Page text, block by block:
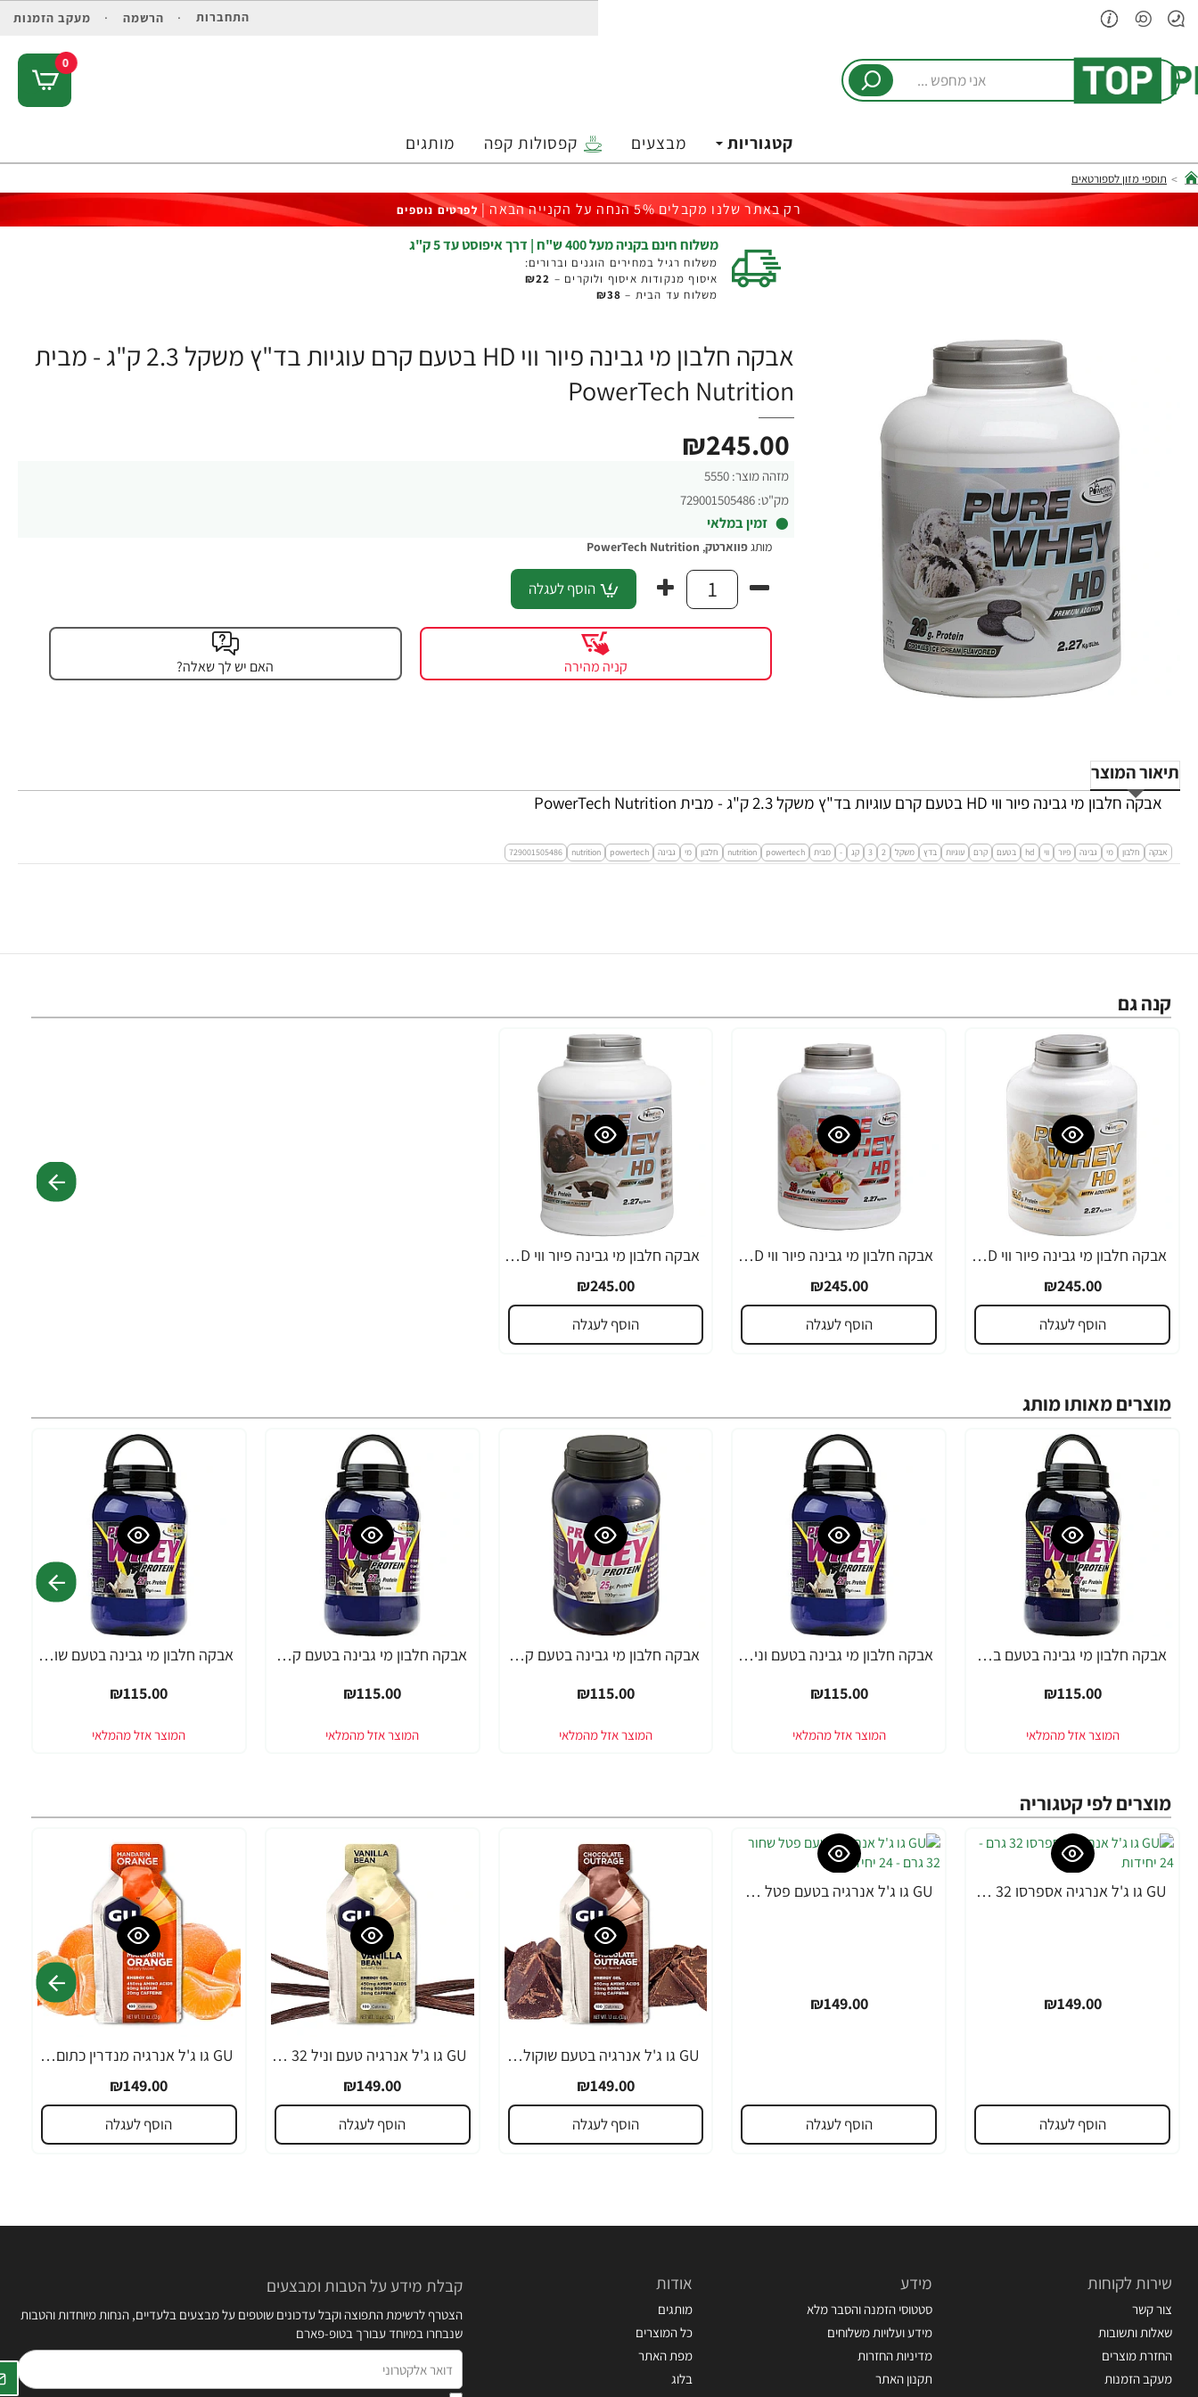
התחברות הרשמה מעקב הזמנות
מחפש
0
קטגוריות מבצעים קפסולות קפה מותגים
home
תוספי מזון לספורטאים
רק באתר שלנו מקבלים 5% הנחה על הקנייה הבאה | לפרטים נוספים
משלוח חינם בקניה מעל 400 ש"ח | דרך איפוסט עד 5 ק"ג
משלוח רגיל במחירים הוגנים וברורים:
איסוף מנקודות איסוף ולוקרים – ₪22
משלוח עד הבית – ₪38
אבקה חלבון מי גבינה פיור ווי HD בטעם קרם עוגיות בד"ץ משקל 2.3 ק"ג - מבית
PowerTech Nutrition
מזהה מוצר: 5550
מק"ט: 729001505486
זמין במלאי
₪245.00
מותגפווארטק,
PowerTech Nutrition
הוסף לעגלה
קניה מהירה האם יש לך שאלה?
תיאור המוצר
אבקה חלבון מי גבינה פיור ווי HD בטעם קרם עוגיות בד"ץ משקל 2.3 ק"ג - מבית PowerTech Nutrition
אבקה חלבון מי גבינה פיור ווי hd בטעם קרם עוגיות בדץ משקל 2
3 קג - מבית powertech
nutrition חלבון מי גבינה powertech
nutrition
729001505486
קנה גם
אבקה חלבון מי גבינה פיור ווי HD בטעם בננה בד"ץ משקל 2.3 ק"ג - מבית PowerTech Nutrition
₪245.00
הוסף לעגלה
אבקה חלבון מי גבינה פיור ווי HD בטעם תות בננה בד"ץ משקל 2.3 ק"ג - מבית PowerTech Nutrition
₪245.00
הוסף לעגלה
אבקה חלבון מי גבינה פיור ווי HD בטעם שוקולד בד"ץ משקל 2.3 ק"ג - מבית PowerTech Nutrition
₪245.00
הוסף לעגלה
מוצרים מאותו מותג
אבקה חלבון מי גבינה בטעם בננה פאוורטק בד"ץ 700 גרם - מבית PowerTech Nutrition
₪115.00
אבקה חלבון מי גבינה בטעם וניל פאוורטק בד"ץ 700 גרם - מבית PowerTech Nutrition
₪115.00
אבקה חלבון מי גבינה בטעם קפה ברזיל פאוורטק בד"ץ 700 גרם - מבית PowerTech Nutrition
₪115.00
אבקה חלבון מי גבינה בטעם קרם עוגיות פאוורטק בד"ץ 700 גרם - מבית PowerTech Nutrition
₪115.00
אבקה חלבון מי גבינה בטעם שוקו פאוורטק בד"ץ 700 גרם - מבית PowerTech Nutrition
₪115.00
מוצרים לפי קטגוריה
GU גו ג'ל אנרגיה אספרסו 32 גרם - 24 יחידות
₪149.00
הוסף לעגלה
GU גו ג'ל אנרגיה בטעם פטל שחור 32 גרם - 24 יחידות
₪149.00
הוסף לעגלה
GU גו ג'ל אנרגיה בטעם שוקולד 32 גרם - 24 יחידות
₪149.00
הוסף לעגלה
GU גו ג'ל אנרגיה טעם וניל 32 גרם - 24 יחידות
₪149.00
הוסף לעגלה
GU גו ג'ל אנרגיה מנדרין כתום 32 גרם - 24 יחידות
₪149.00
הוסף לעגלה
שירות לקוחות
צור קשר
שאלות ותשובות
החזרת מוצרים
מעקב הזמנות
מידע
סטטוסי הזמנה והסבר מלא
מידע ועלויות משלוחים
מדיניות החזרות
תקנון האתר
אודות
מותגים
כל המוצרים
מפת האתר
בלוג
קבלת מידע על הטבות ומבצעים
הצטרף לרשימת התפוצה וקבל עדכונים שוטפים על מבצעים בלעדיים, הנחות מיוחדות והטבות
שנבחרו במיוחד עבורך בטופ-פארם
אלקטרוני